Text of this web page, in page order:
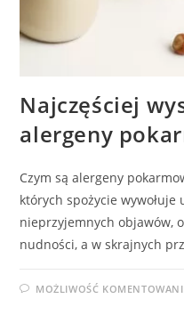
Najczęściej
alergeny
Czym są alergeny
których spożycie
nieprzyjemnych objawów,
nudności, a w skrajnych
MOŻLIWOŚĆ